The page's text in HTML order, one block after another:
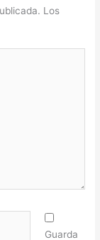
Los
Guarda